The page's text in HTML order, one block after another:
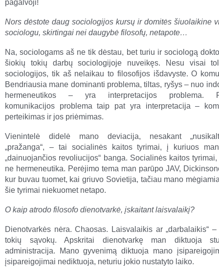
pagalvoji!
Nors dėstote daug sociologijos kursų ir domitės šiuolaikine
sociologu, skirtingai nei daugybė filosofų, netapote…
Na, sociologams aš ne tik dėstau, bet turiu ir sociologą
šiokių tokių darbų sociologijoje nuveikęs. Nesu visai
sociologijos, tik aš nelaikau to filosofijos išdavyste. O
Bendriausia mane dominanti problema, tiltas, ryšys – nuo
hermeneutikos – yra interpretacijos problema.
komunikacijos problema taip pat yra interpretacija –
perteikimas ir jos priėmimas.
Vienintelė didelė mano deviacija, nesakant
„pražanga“, – tai socialinės kaitos tyrimai, į kuriuos
„dainuojančios revoliucijos“ banga. Socialinės kaitos
ne hermeneutika. Perėjimo tema man parūpo JAV,
kur buvau tuomet, kai griuvo Sovietija, tačiau mano
šie tyrimai niekuomet netapo.
O kaip atrodo filosofo dienotvarkė, įskaitant laisvalaikį?
Dienotvarkės nėra. Chaosas. Laisvalaikis ar „darbalaikis“
tokių sąvokų. Apskritai dienotvarkę man diktuoja
administracija. Mano gyvenimą diktuoja mano
įsipareigojimai nediktuoja, neturiu jokio nustatyto laiko.